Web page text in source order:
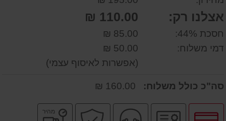
אצלנו רק: 110.00 ₪
חסכת 44%:
85.00 ₪
דמי משלוח:
50.00 ₪
(אפשרות לאיסוף עצמי)
סה"כ כולל משלוח:
לחץ
יבואן
שירות
קניה מהיר